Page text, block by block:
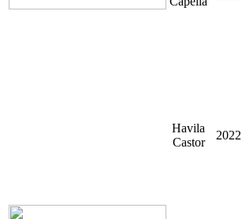
Havila
Castor
2022